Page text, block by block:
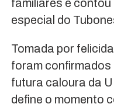
familiares e
especial do
Tomada por
foram
futura caloura da
define o momento